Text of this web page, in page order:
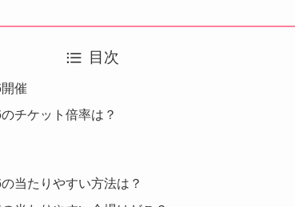
目次
催
チケット倍率は？
当たりやすい方法は？